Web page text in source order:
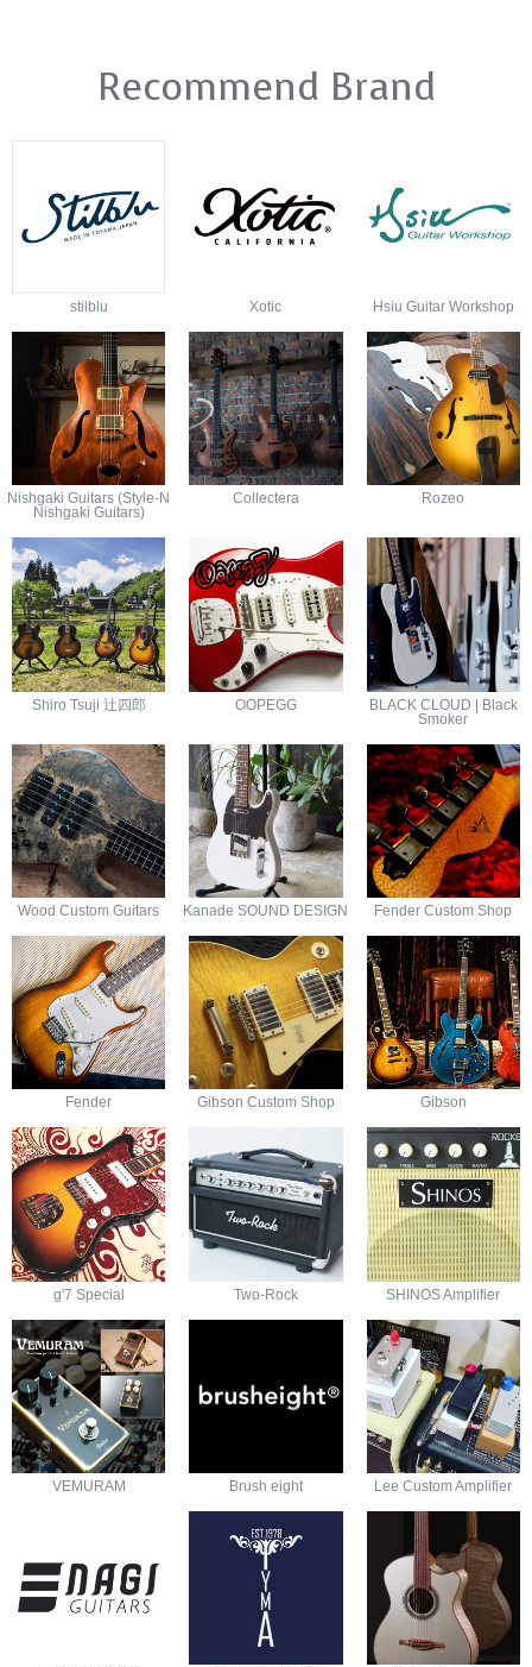
Recommend Brand
stilblu Xotic Hsiu Guitar Workshop
Nishgaki Guitars (Style-N
Nishgaki Guitars)
Collectera Rozeo
Shiro Tsuji 辻四郎 OOPEGG
BLACK CLOUD | Black
Smoker
Wood Custom Guitars Kanade SOUND DESIGN Fender Custom Shop
Fender Gibson Custom Shop Gibson
g'7 Special Two-Rock SHINOS Amplifier
VEMURAM Brush eight Lee Custom Amplifier